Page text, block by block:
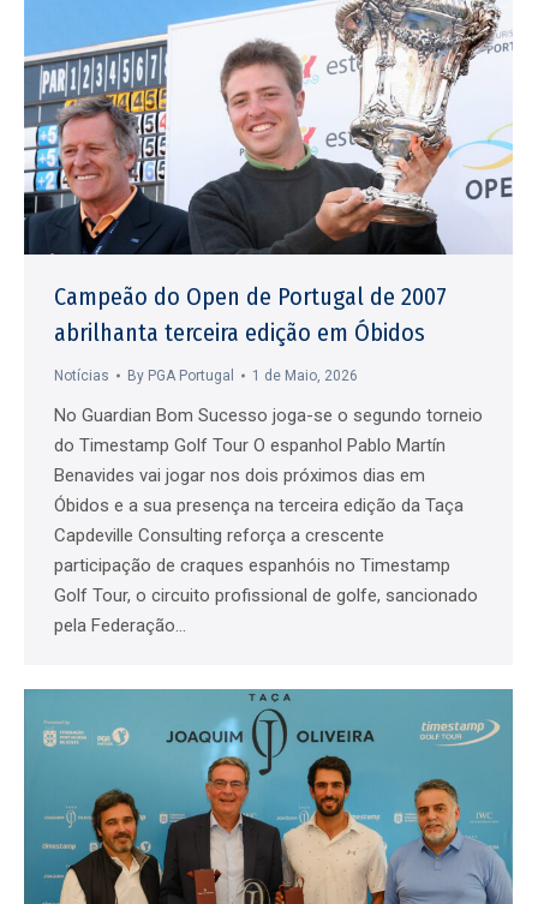
Campeão do Open de Portugal de 2007
abrilhanta terceira edição em Óbidos
Notícias By PGA Portugal 1 de Maio, 2026
No Guardian Bom Sucesso joga-se o segundo torneio
do Timestamp Golf Tour O espanhol Pablo Martín
Benavides vai jogar nos dois próximos dias em
Óbidos e a sua presença na terceira edição da Taça
Capdeville Consulting reforça a crescente
participação de craques espanhóis no Timestamp
Golf Tour, o circuito profissional de golfe, sancionado
pela Federação…